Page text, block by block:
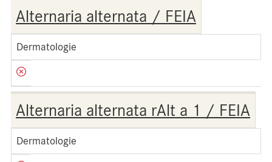
Alternaria alternata / FEIA
Dermatologie
Alternaria alternata rAlt a 1 / FEIA
Dermatologie